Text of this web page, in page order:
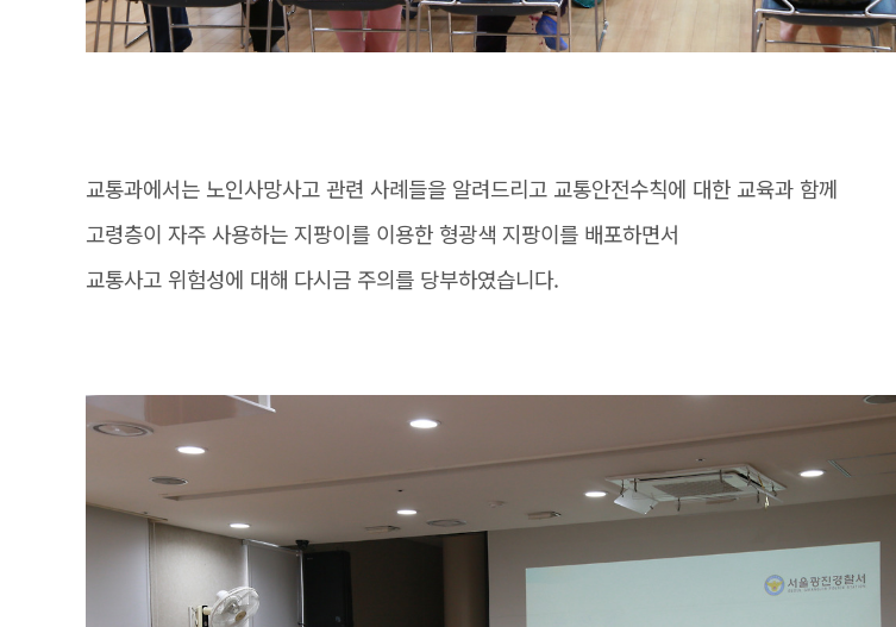
교통과에서는 노인사망사고 관련 사례들을 알려드리고 교통안전수칙에 대한 교육과 함께
고령층이 자주 사용하는 지팡이를 이용한 형광색 지팡이를 배포하면서
교통사고 위험성에 대해 다시금 주의를 당부하였습니다.